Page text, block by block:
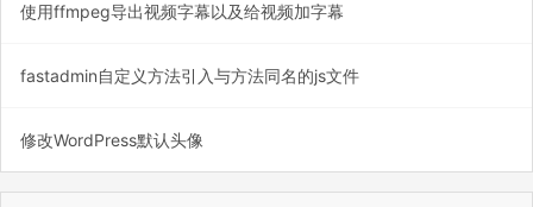
使用ffmpeg导出视频字幕以及给视频加字幕
fastadmin自定义方法引入与方法同名的js文件
修改WordPress默认头像